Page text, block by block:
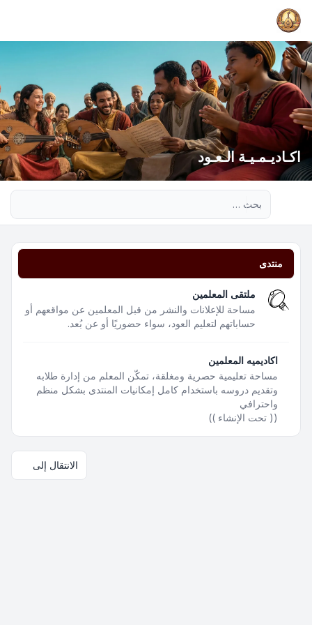
اكـاديـمـيـة الـعـود
منتدى
ملتقى المعلمين
مساحة للإعلانات والنشر من قبل المعلمين عن مواقعهم أو
حساباتهم لتعليم العود، سواء حضوريًا أو عن بُعد.
اكاديميه المعلمين
مساحة تعليمية حصرية ومغلقة، تمكّن المعلم من إدارة طلابه
وتقديم دروسه باستخدام كامل إمكانيات المنتدى بشكل منظم
واحترافي
(( تحت الإنشاء ))
الانتقال إلى